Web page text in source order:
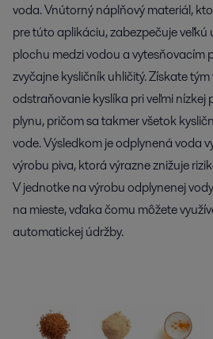
voda. Vnútorný náplňový materiál,
pre túto aplikáciu, zabezpečuje
plochu medzi vodou a vytesňovacím
zvyčajne kysličník uhličitý. Získate
odstraňovanie kyslíka pri veľmi nízkej
plynu, pričom sa takmer všetok
vode. Výsledkom je odplynená voda
výrobu piva, ktorá výrazne znižuje
V jednotke na výrobu odplynenej
na mieste, vďaka čomu môžete
automatickej údržby.